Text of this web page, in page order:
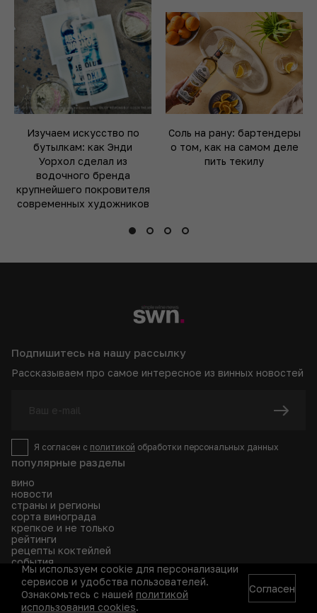
Изучаем искусство по
бутылкам: как Энди
Уорхол сделал из
водочного бренда
крупнейшего покровителя
современных художников
Соль на рану: бартендеры
о том, как на самом деле
пить текилу
популярные разделы
вино
новости
страны и регионы
сорта винограда
крепкое и не только
рейтинги
рецепты коктейлей
события
глоссарий
рейтинги Simple wine news
Сезон 2026-2027
Подпишитесь на нашу рассылку
Рассказываем про самое интересное из винных новостей
Я согласен с политикой обработки персональных данных
Мы используем cookie для персонализации
сервисов и удобства пользователей.
Ознакомьтесь с нашей политикой
использования cookies.
Согласен